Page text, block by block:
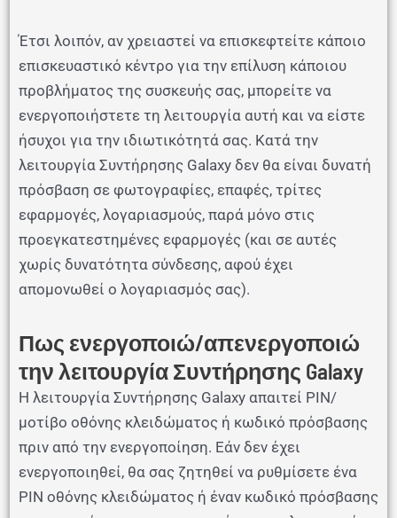
Έτσι λοιπόν, αν χρειαστεί να επισκεφτείτε κάποιο
επισκευαστικό κέντρο για την επίλυση κάποιου
προβλήματος της συσκευής σας, μπορείτε να
ενεργοποιήστετε τη λειτουργία αυτή και να είστε
ήσυχοι για την ιδιωτικότητά σας. Κατά την
λειτουργία Συντήρησης Galaxy δεν θα είναι δυνατή
πρόσβαση σε φωτογραφίες, επαφές, τρίτες
εφαρμογές, λογαριασμούς, παρά μόνο στις
προεγκατεστημένες εφαρμογές (και σε αυτές
χωρίς δυνατότητα σύνδεσης, αφού έχει
απομονωθεί ο λογαριασμός σας).
Πως ενεργοποιώ/απενεργοποιώ
την λειτουργία Συντήρησης Galaxy
Η λειτουργία Συντήρησης Galaxy απαιτεί PIN/
μοτίβο οθόνης κλειδώματος ή κωδικό πρόσβασης
πριν από την ενεργοποίηση. Εάν δεν έχει
ενεργοποιηθεί, θα σας ζητηθεί να ρυθμίσετε ένα
PIN οθόνης κλειδώματος ή έναν κωδικό πρόσβασης